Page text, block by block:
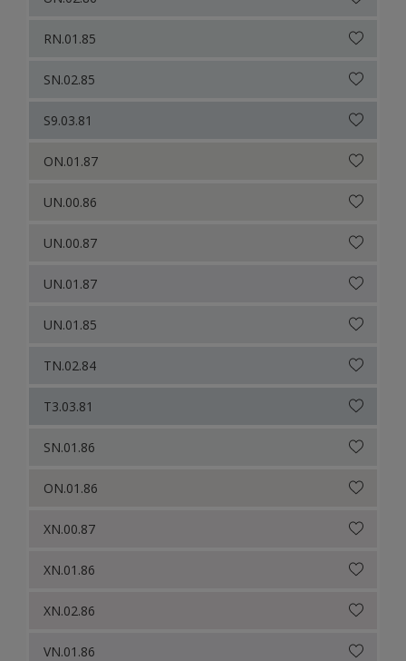
RN.01.85
SN.02.85
S9.03.81
ON.01.87
UN.00.86
UN.00.87
UN.01.87
UN.01.85
TN.02.84
T3.03.81
SN.01.86
ON.01.86
XN.00.87
XN.01.86
XN.02.86
VN.01.86